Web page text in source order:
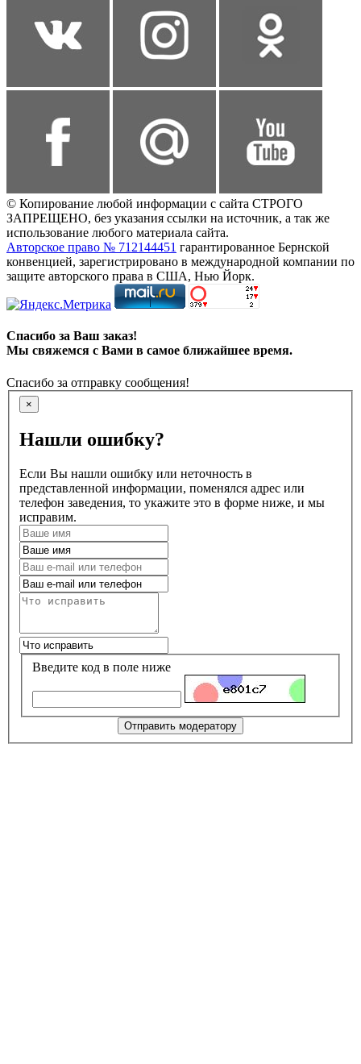
© Копирование любой информации с сайта СТРОГО
ЗАПРЕЩЕНО, без указания ссылки на источник, а так же
использование любого материала сайта.
Авторское право № 712144451 гарантированное Бернской
конвенцией, зарегистрировано в международной компании по
защите авторского права в США, Нью Йорк.
Спасибо за Ваш заказ!
Мы свяжемся с Вами в самое ближайшее время.
Спасибо за отправку сообщения!
×
Нашли ошибку?
Если Вы нашли ошибку или неточность в
представленной информации, поменялся адрес или
телефон заведения, то укажите это в форме ниже, и мы
исправим.
Введите код в поле ниже
Отправить модератору